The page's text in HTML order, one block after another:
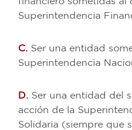
Superintendencia
C. Ser una entidad
Superintendencia
D. Ser una entidad del
acción de la
Solidaria (siempre que